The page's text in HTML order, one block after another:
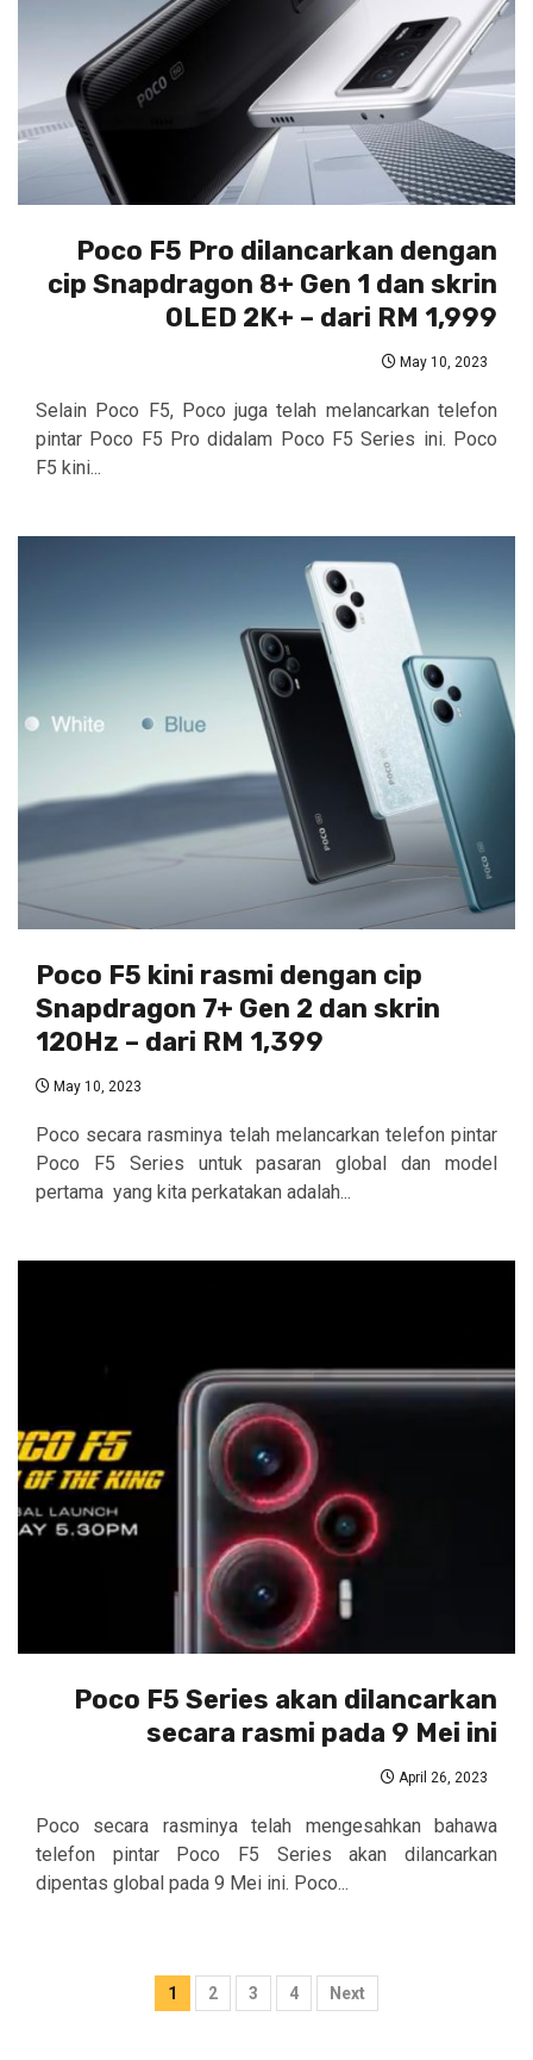
Poco F5 Pro dilancarkan dengan
cip Snapdragon 8+ Gen 1 dan skrin
OLED 2K+ – dari RM 1,999
May 10, 2023
Selain Poco F5, Poco juga telah melancarkan telefon
pintar Poco F5 Pro didalam Poco F5 Series ini. Poco
F5 kini...
Poco F5 kini rasmi dengan cip
Snapdragon 7+ Gen 2 dan skrin
120Hz – dari RM 1,399
May 10, 2023
Poco secara rasminya telah melancarkan telefon pintar
Poco F5 Series untuk pasaran global dan model
pertama yang kita perkatakan adalah...
Poco F5 Series akan dilancarkan
secara rasmi pada 9 Mei ini
April 26, 2023
Poco secara rasminya telah mengesahkan bahawa
telefon pintar Poco F5 Series akan dilancarkan
dipentas global pada 9 Mei ini. Poco...
Posts
1 2 3 4 Next